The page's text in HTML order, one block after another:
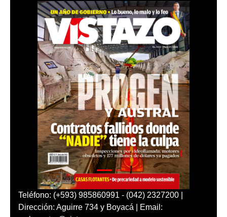
Teléfono: (+593) 985860991 - (042) 2327200 |
Dirección: Aguirre 734 y Boyacá | Email: